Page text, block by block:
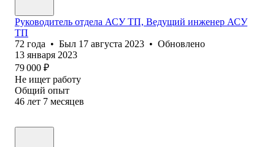
Руководитель отдела АСУ ТП, Ведущий инженер АСУ
ТП
72 года • Был 17 августа 2023 • Обновлено
13 января 2023
79 000 ₽
Не ищет работу
Общий опыт
46 лет 7 месяцев